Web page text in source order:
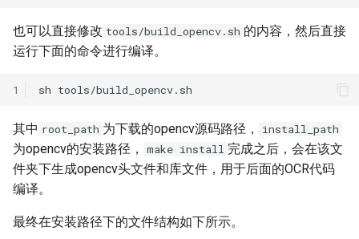
也可以直接修改 tools/build_opencv.sh 的内容，然后直接
运行下面的命令进行编译。
1 sh
其中 root_path 为下载的opencv源码路径， install_path
为opencv的安装路径， make install 完成之后，会在该文
件夹下生成opencv头文件和库文件，用于后面的OCR代码
编译。
最终在安装路径下的文件结构如下所示。